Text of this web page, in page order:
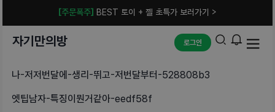
[주문폭주] BEST 토이 + 젤 초특가 보러가기 >
자기만의방 로그인
나-저저번달에-생리-뛰고-저번달부터-528808b3
엣팁남자-특징이뭔거같아-eedf58f